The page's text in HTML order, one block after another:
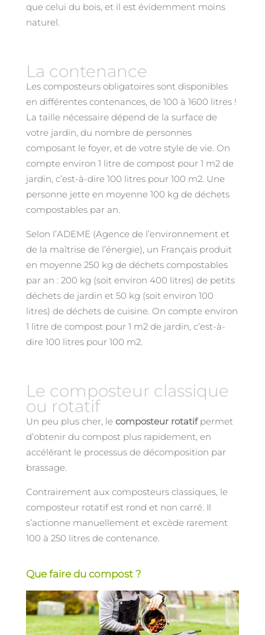
que celui du bois, et il est évidemment moins
naturel.
La contenance
Les composteurs obligatoires sont disponibles
en différentes contenances, de 100 à 1600 litres !
La taille nécessaire dépend de la surface de
votre jardin, du nombre de personnes
composant le foyer, et de votre style de vie. On
compte environ 1 litre de compost pour 1 m2 de
jardin, c’est-à-dire 100 litres pour 100 m2. Une
personne jette en moyenne 100 kg de déchets
compostables par an.
Selon l’ADEME (Agence de l’environnement et
de la maîtrise de l’énergie), un Français produit
en moyenne 250 kg de déchets compostables
par an : 200 kg (soit environ 400 litres) de petits
déchets de jardin et 50 kg (soit environ 100
litres) de déchets de cuisine. On compte environ
1 litre de compost pour 1 m2 de jardin, c’est-à-
dire 100 litres pour 100 m2.
Le composteur classique
ou rotatif
Un peu plus cher, le composteur rotatifpermet
d’obtenir du compost plus rapidement, en
accélérant le processus de décomposition par
brassage.
Contrairement aux composteurs classiques, le
composteur rotatif est rond et non carré. Il
s’actionne manuellement et excède rarement
100 à 250 litres de contenance.
Que faire du compost ?